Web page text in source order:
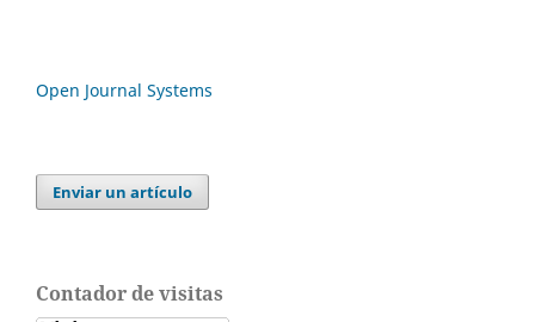
Open Journal Systems
Enviar un artículo
Contador de visitas